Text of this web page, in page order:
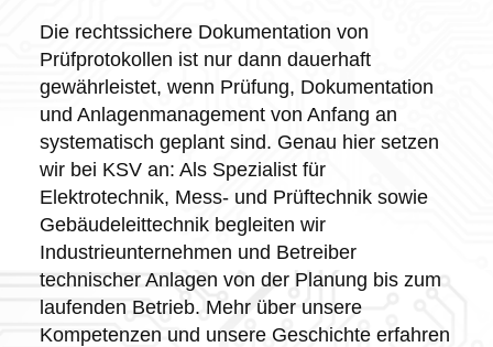
Die rechtssichere Dokumentation von
Prüfprotokollen ist nur dann dauerhaft
gewährleistet, wenn Prüfung, Dokumentation
und Anlagenmanagement von Anfang an
systematisch geplant sind. Genau hier setzen
wir bei KSV an: Als Spezialist für
Elektrotechnik, Mess- und Prüftechnik sowie
Gebäudeleittechnik begleiten wir
Industrieunternehmen und Betreiber
technischer Anlagen von der Planung bis zum
laufenden Betrieb. Mehr über unsere
Kompetenzen und unsere Geschichte erfahren